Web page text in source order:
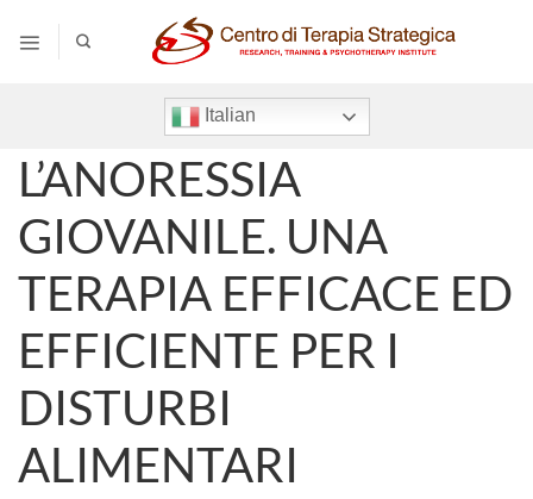
contenuti
Italian
L’ANORESSIA
GIOVANILE. UNA
TERAPIA EFFICACE ED
EFFICIENTE PER I
DISTURBI
ALIMENTARI